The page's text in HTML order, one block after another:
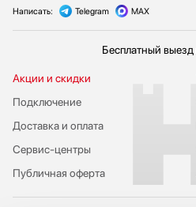
Написать: Telegram MAX
Бесплатный
Акции и скидки
Подключение
Публичная оферта
Сервис-центры
Доставка и оплата